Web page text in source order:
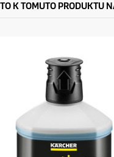
K TOMUTO PRODUKTU